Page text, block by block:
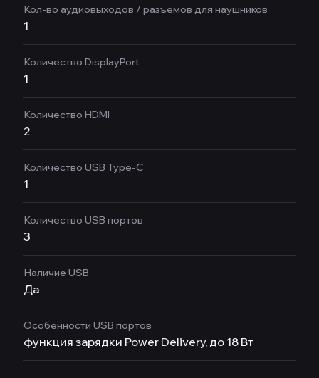
Кол-во аудиовыходов / разъемов для наушников
1
Количество DisplayPort
1
Количество HDMI
2
Количество USB Type-C
1
Количество USB портов
3
Наличие USB
Да
Особенности USB портов
функция зарядки Power Delivery, до 18 Вт